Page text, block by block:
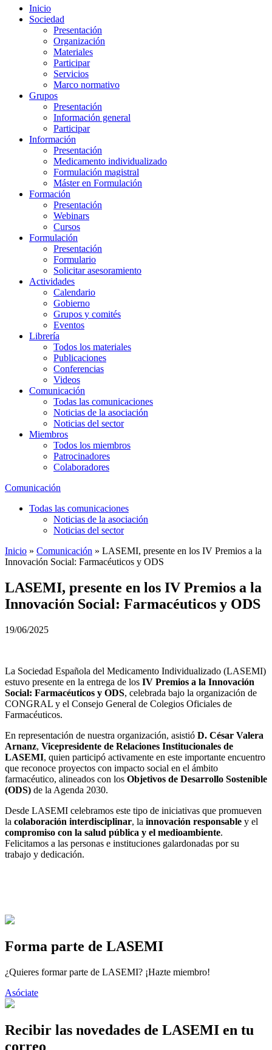
Inicio
Sociedad
Presentación
Organización
Materiales
Participar
Servicios
Marco normativo
Grupos
Presentación
Información general
Participar
Información
Presentación
Medicamento individualizado
Formulación magistral
Máster en Formulación
Formación
Presentación
Webinars
Cursos
Formulación
Presentación
Formulario
Solicitar asesoramiento
Actividades
Calendario
Gobierno
Grupos y comités
Eventos
Librería
Todos los materiales
Publicaciones
Conferencias
Videos
Comunicación
Todas las comunicaciones
Noticias de la asociación
Noticias del sector
Miembros
Todos los miembros
Patrocinadores
Colaboradores
Comunicación
Todas las comunicaciones
Noticias de la asociación
Noticias del sector
Inicio » Comunicación » LASEMI, presente en los IV Premios a la
Innovación Social: Farmacéuticos y ODS
LASEMI, presente en los IV Premios a la
Innovación Social: Farmacéuticos y ODS
19/06/2025
La Sociedad Española del Medicamento Individualizado (LASEMI)
estuvo presente en la entrega de los IV Premios a la Innovación
Social: Farmacéuticos y ODS, celebrada bajo la organización de
CONGRAL y el Consejo General de Colegios Oficiales de
Farmacéuticos.
En representación de nuestra organización, asistió D. César Valera
Arnanz, Vicepresidente de Relaciones Institucionales de
LASEMI, quien participó activamente en este importante encuentro
que reconoce proyectos con impacto social en el ámbito
farmacéutico, alineados con los Objetivos de Desarrollo Sostenible
(ODS) de la Agenda 2030.
Desde LASEMI celebramos este tipo de iniciativas que promueven
la colaboración interdisciplinar, la innovación responsable y el
compromiso con la salud pública y el medioambiente.
Felicitamos a las personas e instituciones galardonadas por su
trabajo y dedicación.
Forma parte de LASEMI
¿Quieres formar parte de LASEMI? ¡Hazte miembro!
Asóciate
Recibir las novedades de LASEMI en tu
correo